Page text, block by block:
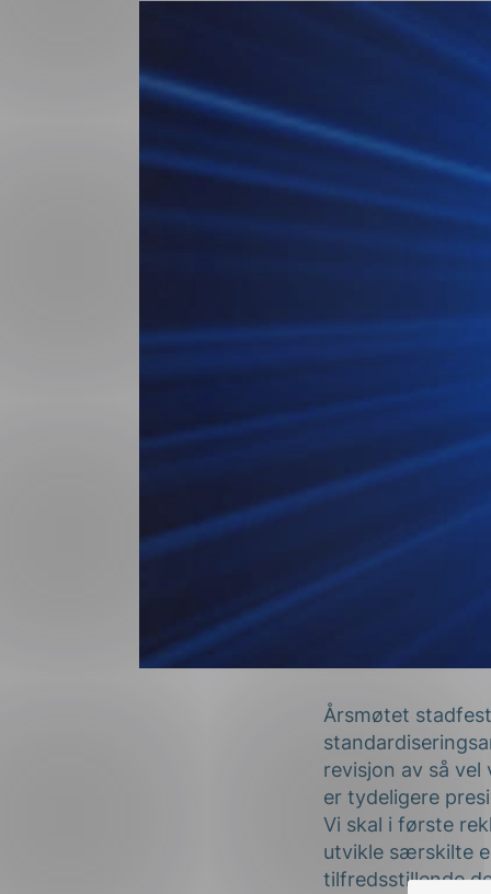
Forsvar og beredskap
Lavspenning
Maritime elinstallasjoner
Overføring og
Årsmøtet
revisjon av så
er tydeligere
Vi skal i første
utvikle særskilte
tilfredsstillende